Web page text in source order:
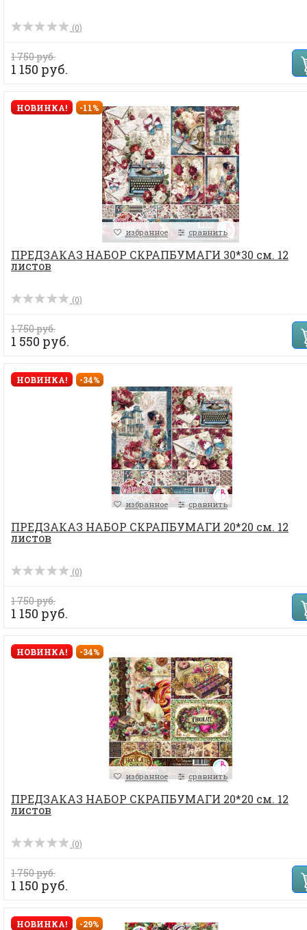
(0)
1 750 руб.
1 150 руб.
НОВИНКА! -11%
избранное сравнить
ПРЕДЗАКАЗ НАБОР СКРАПБУМАГИ 30*30 см. 12
листов
(0)
1 750 руб.
1 550 руб.
НОВИНКА! -34%
избранное сравнить
ПРЕДЗАКАЗ НАБОР СКРАПБУМАГИ 20*20 см. 12
листов
(0)
1 750 руб.
1 150 руб.
НОВИНКА! -34%
избранное сравнить
ПРЕДЗАКАЗ НАБОР СКРАПБУМАГИ 20*20 см. 12
листов
(0)
1 750 руб.
1 150 руб.
НОВИНКА! -29%